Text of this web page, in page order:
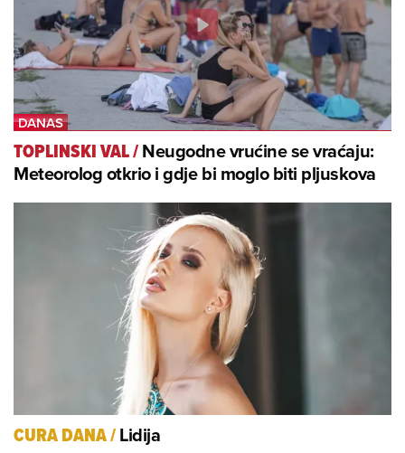
TOPLINSKI VAL/Neugodne vrućine se vraćaju:
Meteorolog otkrio i gdje bi moglo biti pljuskova
CURA DANA/Lidija